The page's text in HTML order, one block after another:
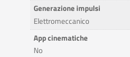
Generazione impulsi
Elettromeccanico
App cinematiche
No